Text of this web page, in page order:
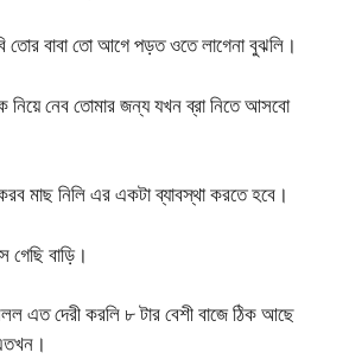
তোর বাবা তো আগে পড়ত ওতে লাগেনা বুঝলি।
নেব তোমার জন্য যখন ব্রা নিতে আসবো
মাছ নিলি এর একটা ব্যাবস্থা করতে হবে।
বাড়ি।
এত দেরী করলি ৮ টার বেশী বাজে ঠিক আছে